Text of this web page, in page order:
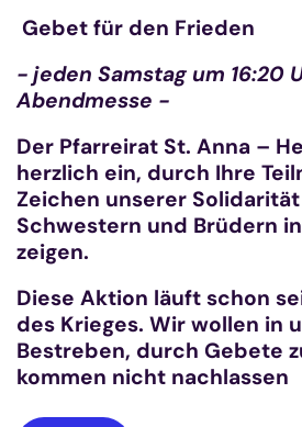
Gebet für den Frieden
- jeden Samstag um 16:20
Abendmesse -
Der Pfarreirat St. Anna –
herzlich ein, durch Ihre
Zeichen unserer
Schwestern und Brüdern
zeigen.
Diese Aktion läuft schon
des Krieges. Wir wollen in
Bestreben, durch Gebete
kommen nicht nachlassen